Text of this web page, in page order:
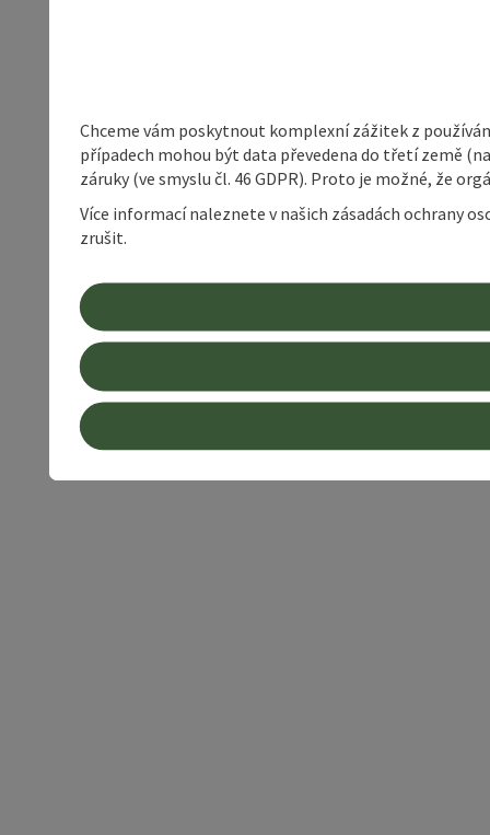
Chceme vám poskytnout komplexní zážitek z
případech mohou být data převedena do třetí země
záruky (ve smyslu čl. 46 GDPR). Proto je možné, že
Více informací naleznete v našich zásadách ochrany
zrušit.